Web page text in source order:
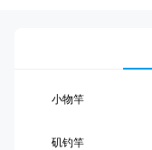
小物竿
矶钓竿